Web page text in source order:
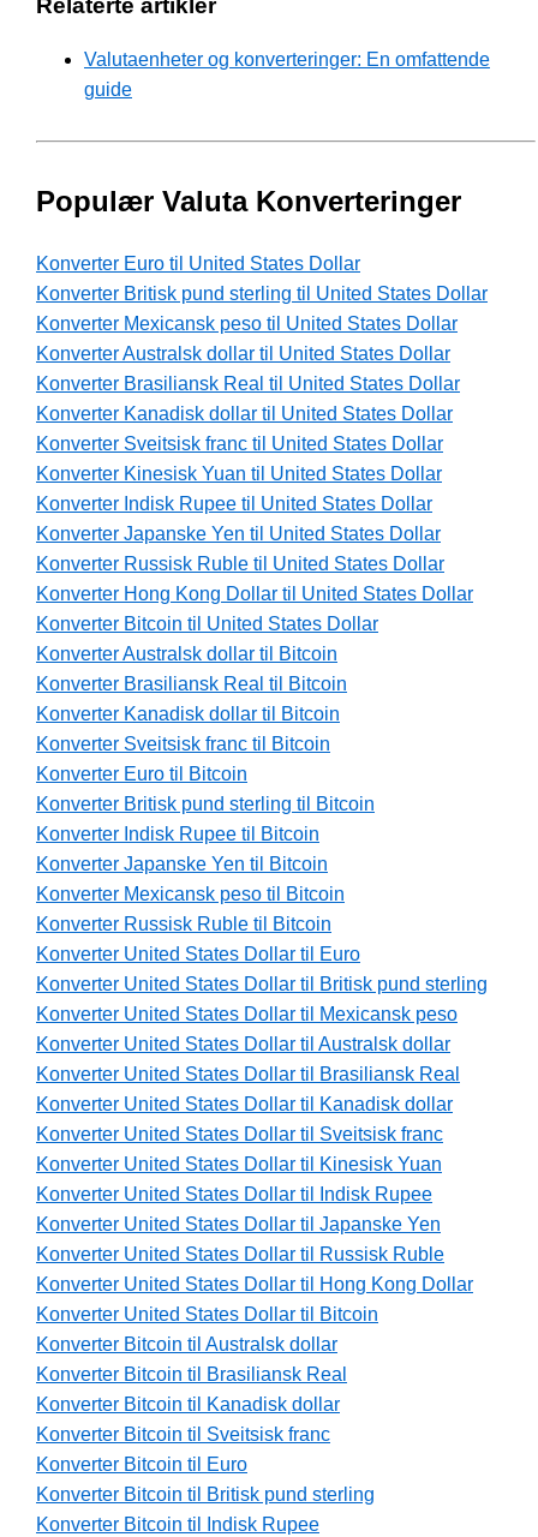
Valutaenheter og konverteringer: En omfattende
guide
Populær Valuta Konverteringer
Konverter Euro til United States Dollar
Konverter Britisk pund sterling til United States Dollar
Konverter Mexicansk peso til United States Dollar
Konverter Australsk dollar til United States Dollar
Konverter Brasiliansk Real til United States Dollar
Konverter Kanadisk dollar til United States Dollar
Konverter Sveitsisk franc til United States Dollar
Konverter Kinesisk Yuan til United States Dollar
Konverter Indisk Rupee til United States Dollar
Konverter Japanske Yen til United States Dollar
Konverter Russisk Ruble til United States Dollar
Konverter Hong Kong Dollar til United States Dollar
Konverter Bitcoin til United States Dollar
Konverter Australsk dollar til Bitcoin
Konverter Brasiliansk Real til Bitcoin
Konverter Kanadisk dollar til Bitcoin
Konverter Sveitsisk franc til Bitcoin
Konverter Euro til Bitcoin
Konverter Britisk pund sterling til Bitcoin
Konverter Indisk Rupee til Bitcoin
Konverter Japanske Yen til Bitcoin
Konverter Mexicansk peso til Bitcoin
Konverter Russisk Ruble til Bitcoin
Konverter United States Dollar til Euro
Konverter United States Dollar til Britisk pund sterling
Konverter United States Dollar til Mexicansk peso
Konverter United States Dollar til Australsk dollar
Konverter United States Dollar til Brasiliansk Real
Konverter United States Dollar til Kanadisk dollar
Konverter United States Dollar til Sveitsisk franc
Konverter United States Dollar til Kinesisk Yuan
Konverter United States Dollar til Indisk Rupee
Konverter United States Dollar til Japanske Yen
Konverter United States Dollar til Russisk Ruble
Konverter United States Dollar til Hong Kong Dollar
Konverter United States Dollar til Bitcoin
Konverter Bitcoin til Australsk dollar
Konverter Bitcoin til Brasiliansk Real
Konverter Bitcoin til Kanadisk dollar
Konverter Bitcoin til Sveitsisk franc
Konverter Bitcoin til Euro
Konverter Bitcoin til Britisk pund sterling
Konverter Bitcoin til Indisk Rupee